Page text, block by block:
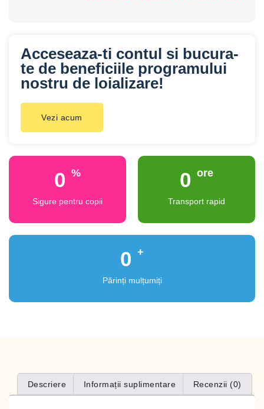
Acceseaza-ti contul si bucura-
te de beneficiile programului
nostru de loializare!
Vezi acum
0 %
Sigure pentru copii
0 ore
Transport rapid
0 +
Părinți mulțumiți
Descriere Informații suplimentare Recenzii (0)